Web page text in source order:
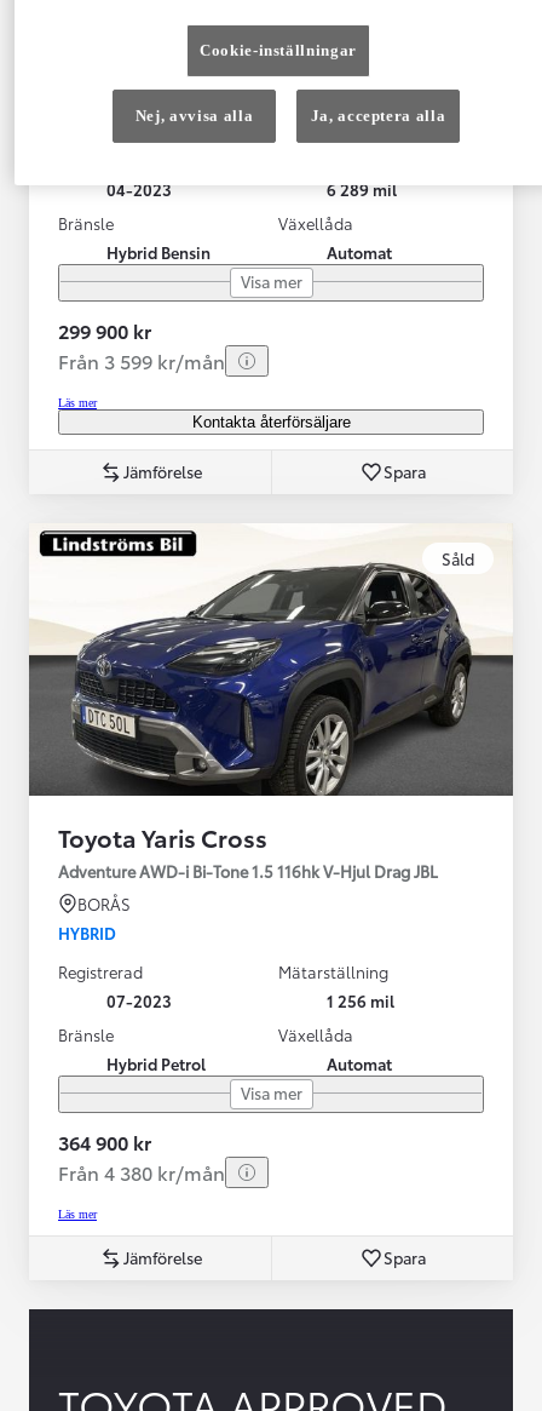
Toyota Yaris Cross
Toyota Yaris Cross 1,5 Hybrid Adventure Drag V-Hjul
KRYLBO
04-2023
6 289 mil
Bränsle
Hybrid Bensin
Växellåda
Automat
Visa mer
299 900 kr
Från 3 599 kr/mån
Läs mer
Kontakta återförsäljare
Jämförelse Spara
Såld
Toyota Yaris Cross
Adventure AWD-i Bi-Tone 1.5 116hk V-Hjul Drag JBL
BORÅS
HYBRID
Registrerad
07-2023
Mätarställning
1 256 mil
Bränsle
Hybrid Petrol
Växellåda
Automat
Visa mer
364 900 kr
Från 4 380 kr/mån
Läs mer
Jämförelse Spara
Cookie-inställningar
Nej, avvisa alla Ja, acceptera alla